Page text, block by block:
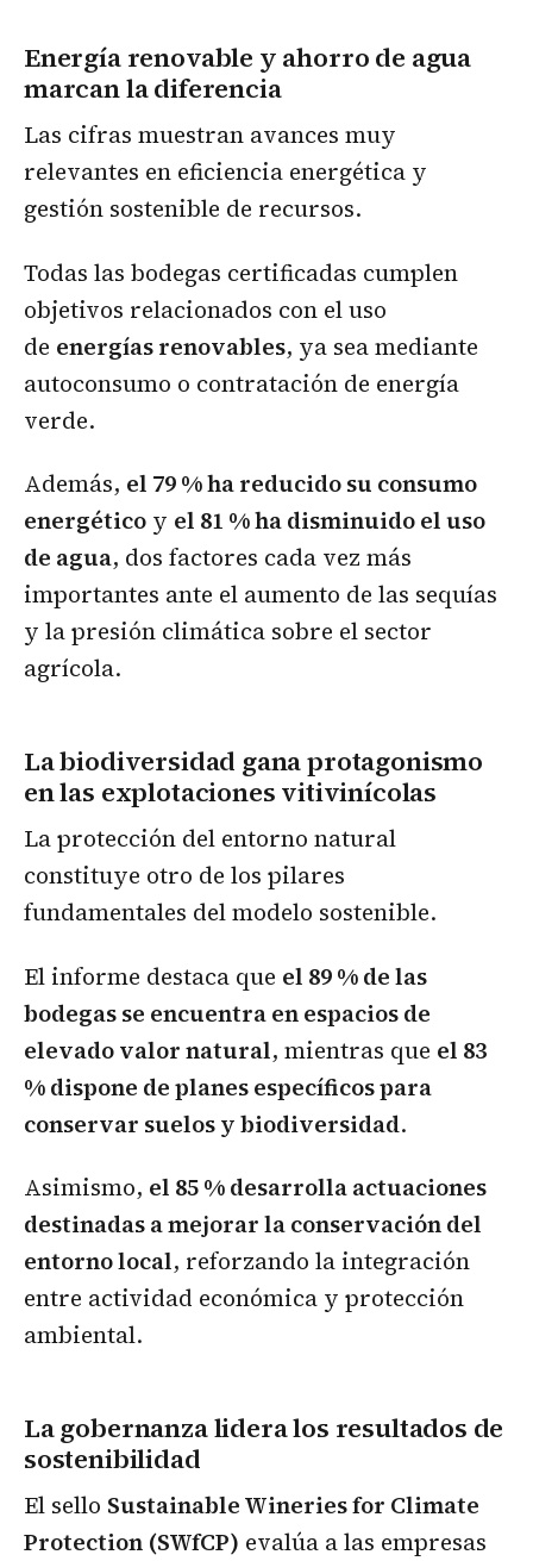
Energía renovable y ahorro de agua
marcan la diferencia
Las cifras muestran avances muy
relevantes en eficiencia energética y
gestión sostenible de recursos.
Todas las bodegas certificadas cumplen
objetivos relacionados con el uso
de energías renovables, ya sea mediante
autoconsumo o contratación de energía
verde.
Además, el 79 % ha reducido su consumo
energético y el 81 % ha disminuido el uso
de agua, dos factores cada vez más
importantes ante el aumento de las sequías
y la presión climática sobre el sector
agrícola.
La biodiversidad gana protagonismo
en las explotaciones vitivinícolas
La protección del entorno natural
constituye otro de los pilares
fundamentales del modelo sostenible.
El informe destaca que el 89 % de las
bodegas se encuentra en espacios de
elevado valor natural, mientras que el 83
% dispone de planes específicos para
conservar suelos y biodiversidad.
Asimismo, el 85 % desarrolla actuaciones
destinadas a mejorar la conservación del
entorno local, reforzando la integración
entre actividad económica y protección
ambiental.
La gobernanza lidera los resultados de
sostenibilidad
El sello Sustainable Wineries for Climate
Protection (SWfCP) evalúa a las empresas